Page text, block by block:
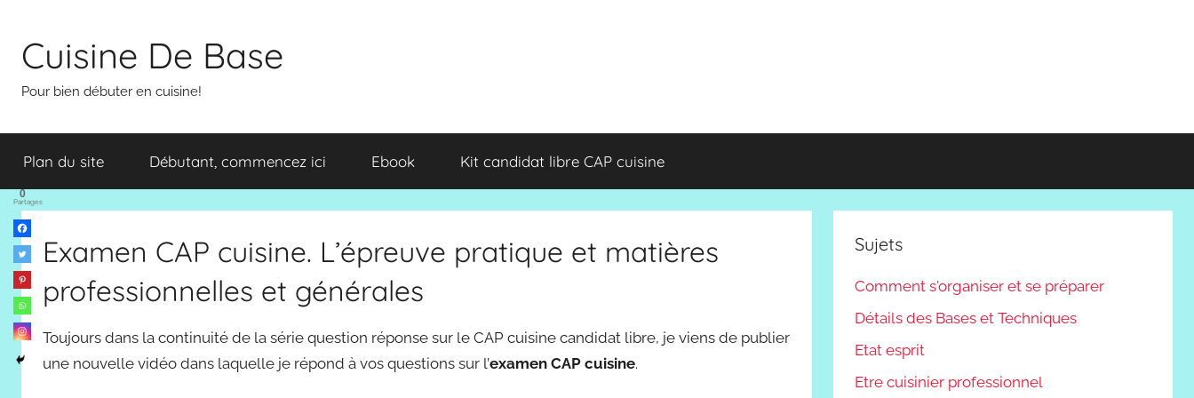
contenu
Cuisine De Base
Pour bien débuter en cuisine!
Plan du site Débutant, commencez ici Ebook Kit candidat libre CAP cuisine
Examen CAP cuisine. L’épreuve pratique et matières
professionnelles et générales
Toujours dans la continuité de la série question réponse sur le CAP cuisine candidat libre, je viens de publier
une nouvelle vidéo dans laquelle je répond à vos questions sur l’examen CAP cuisine.
0
Partages
Sujets
Comment s'organiser et se préparer
Détails des Bases et Techniques
Etat esprit
Etre cuisinier professionnel